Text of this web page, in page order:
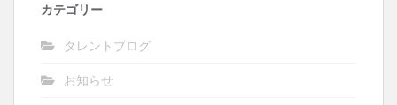
カテゴリー
タレントブログ
お知らせ